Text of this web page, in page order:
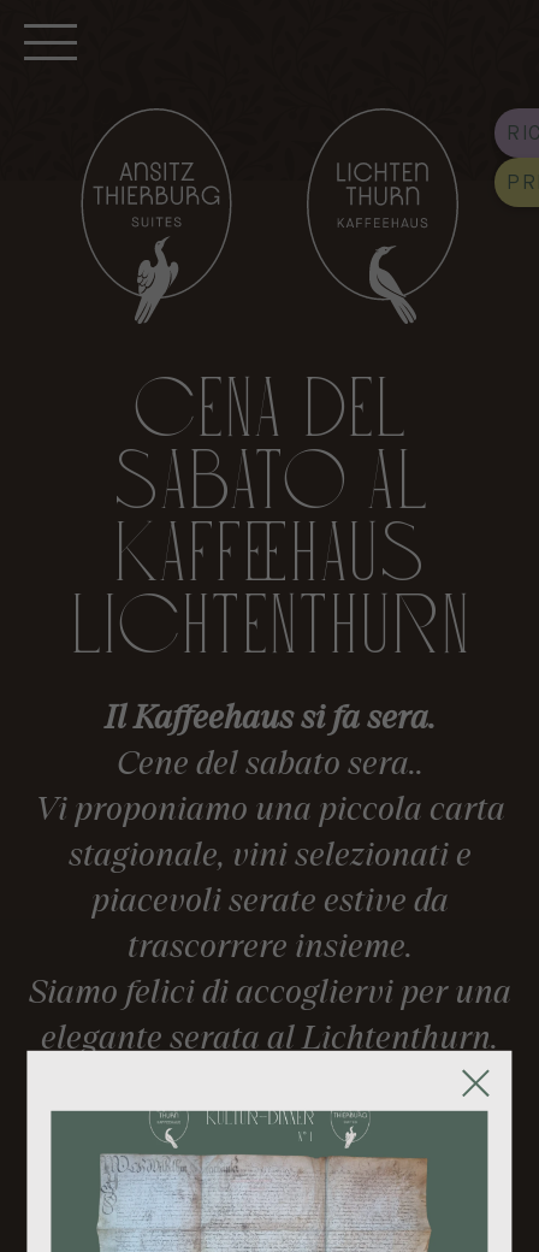
CENA DEL
SABATO AL
KAFFEEHAUS
LICHTENTHURN
Il Kaffeehaus si fa sera.
Cene del sabato sera..
Vi proponiamo una piccola carta
stagionale, vini selezionati e
piacevoli serate estive da
trascorrere insieme.
Siamo felici di accogliervi per una
elegante serata al Lichtenthurn.
0473 530081
Menu cena